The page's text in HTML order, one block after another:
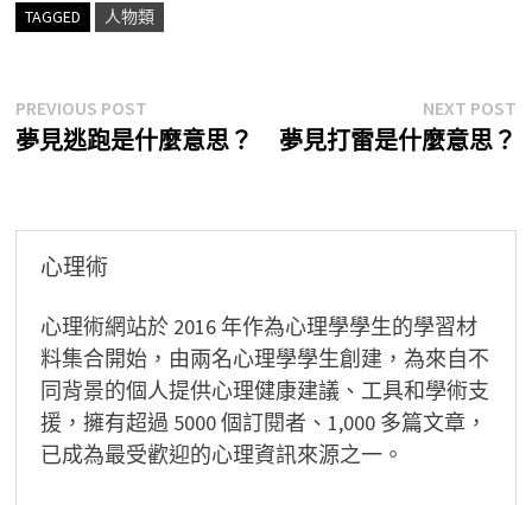
TAGGED 人物類
文
章
覽
PREVIOUS POSTPrevious
post:
夢見逃跑是什麼意思？
NEXT POST
夢見打雷是什麼意思？
心理術
心理術網站於 2016 年作為心理學學生的學習材
料集合開始，由兩名心理學學生創建，為來自不
同背景的個人提供心理健康建議、工具和學術支
援，擁有超過 5000 個訂閱者、1,000 多篇文章，
已成為最受歡迎的心理資訊來源之一。